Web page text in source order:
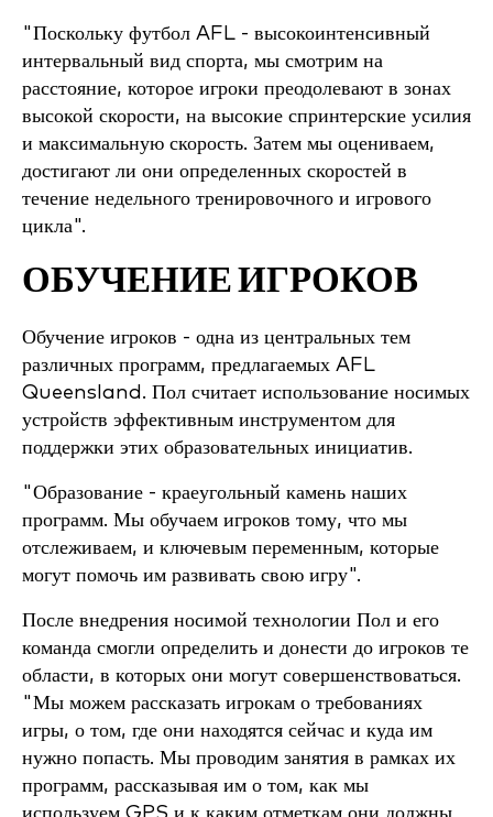
"Поскольку футбол AFL - высокоинтенсивный
интервальный вид спорта, мы смотрим на
расстояние, которое игроки преодолевают в зонах
высокой скорости, на высокие спринтерские усилия
и максимальную скорость. Затем мы оцениваем,
достигают ли они определенных скоростей в
течение недельного тренировочного и игрового
цикла".
ОБУЧЕНИЕ ИГРОКОВ
Обучение игроков - одна из центральных тем
различных программ, предлагаемых AFL
Queensland. Пол считает использование носимых
устройств эффективным инструментом для
поддержки этих образовательных инициатив.
"Образование - краеугольный камень наших
программ. Мы обучаем игроков тому, что мы
отслеживаем, и ключевым переменным, которые
могут помочь им развивать свою игру".
После внедрения носимой технологии Пол и его
команда смогли определить и донести до игроков те
области, в которых они могут совершенствоваться.
"Мы можем рассказать игрокам о требованиях
игры, о том, где они находятся сейчас и куда им
нужно попасть. Мы проводим занятия в рамках их
программ, рассказывая им о том, как мы